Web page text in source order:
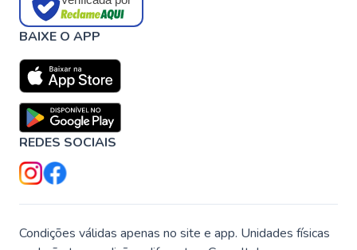
BAIXE O APP
REDES SOCIAIS
Condições válidas apenas no site e app. Unidades físicas